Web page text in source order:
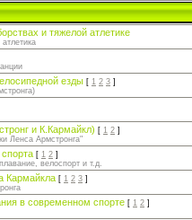
и тяжелой атлетике
езды [ 1 2 3 ]
и К.Кармайкл) [ 1 2 ]
Ленса Армстронга"
[ 1 2 ]
велоспорт и т.д.
Кармайкла [ 1 2 3 ]
в современном спорте [ 1 2 ]